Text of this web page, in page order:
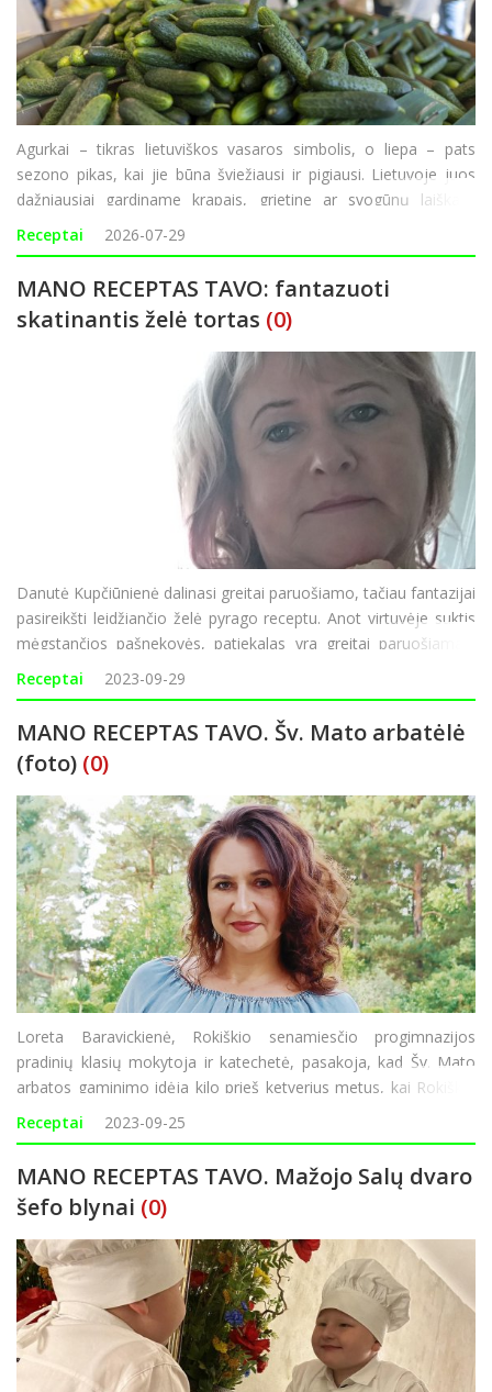
Agurkai – tikras lietuviškos vasaros simbolis, o liepa – pats
sezono pikas, kai jie būna šviežiausi ir pigiausi. Lietuvoje juos
dažniausiai gardiname krapais, grietine ar svogūnų laiškais,
tačiau kitose pasaulio virtuvėse agurkai derinami ir su sojų
padažu, sezamais,
Receptai 2026-07-29
MANO RECEPTAS TAVO: fantazuoti
skatinantis želė tortas (0)
Danutė Kupčiūnienė dalinasi greitai paruošiamo, tačiau fantazijai
pasireikšti leidžiančio želė pyrago receptu. Anot virtuvėje suktis
mėgstančios pašnekovės, patiekalas yra greitai paruošiamas,
tad puikiai tiks laukiant netikėtai užsukti nusprendusių svečių.
„Juk
Receptai 2023-09-29
MANO RECEPTAS TAVO. Šv. Mato arbatėlė
(foto) (0)
Loreta Baravickienė, Rokiškio senamiesčio progimnazijos
pradinių klasių mokytoja ir katechetė, pasakoja, kad Šv. Mato
arbatos gaminimo idėja kilo prieš ketverius metus, kai Rokiškio
Šv. apaštalo evangelisto Mato bažnyčios dekanas Eimantas
Novikas pasiūlė par
Receptai 2023-09-25
MANO RECEPTAS TAVO. Mažojo Salų dvaro
šefo blynai (0)